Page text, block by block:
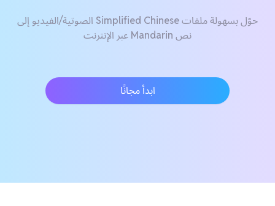
حوّل بسهولة ملفات Simplified Chinese الصوتية/الفيديو إلى
نص Mandarin عبر الإنترنت
ابدأ مجانًا